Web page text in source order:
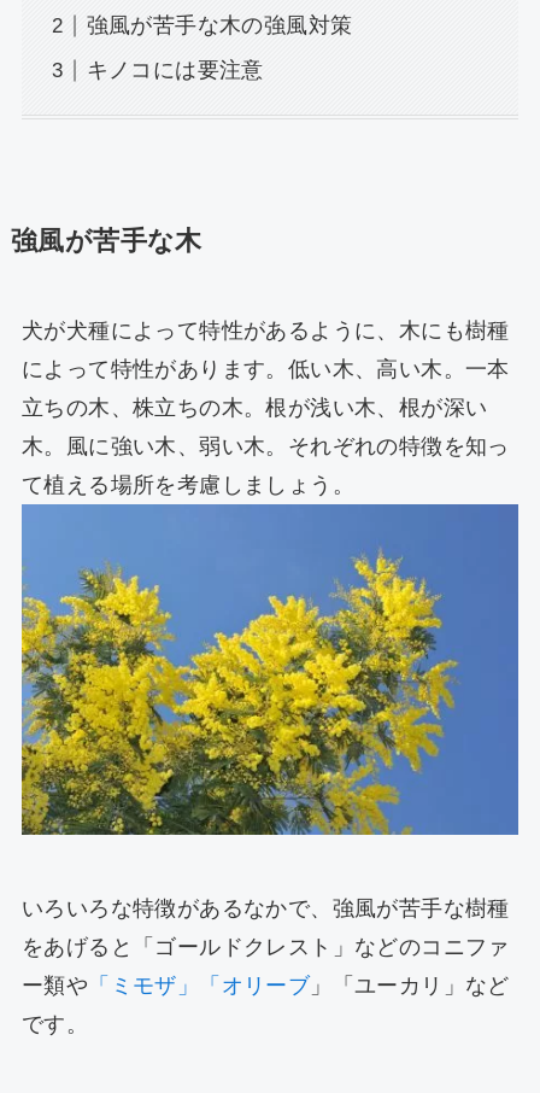
強風が苦手な木の強風対策
キノコには要注意
強風が苦手な木
犬が犬種によって特性があるように、木にも樹種
によって特性があります。低い木、高い木。一本
立ちの木、株立ちの木。根が浅い木、根が深い
木。風に強い木、弱い木。それぞれの特徴を知っ
て植える場所を考慮しましょう。
いろいろな特徴があるなかで、強風が苦手な樹種
をあげると「ゴールドクレスト」などのコニファ
ー類や 「ミモザ」 「オリーブ 」「ユーカリ」など
です。